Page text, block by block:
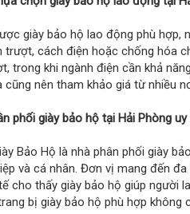
giày bảo hộ lao động phù hợp,
trượt, cách điện hoặc chống hóa
trong khi ngành điện cần khả
cũng nên tham khảo giá từ nhiều
phối giày bảo hộ tại Hải Phòng
Bảo Hộ là nhà phân phối giày
và cá nhân. Đơn vị mang đến
cho thấy giày bảo hộ giúp người
bị giày bảo hộ phù hợp